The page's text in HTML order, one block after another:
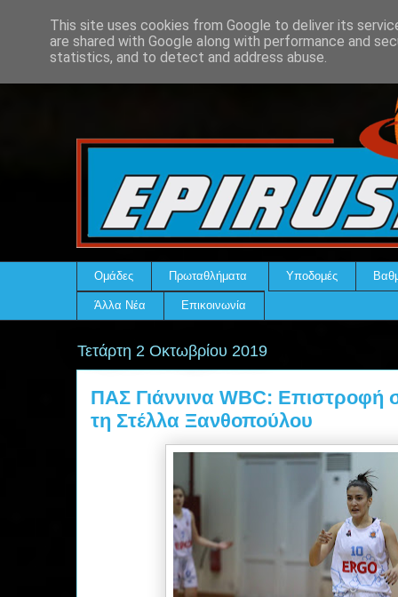
Ομάδες Πρωταθλήματα Υποδομές
Άλλα Νέα Επικοινωνία
Τετάρτη 2 Οκτωβρίου 2019
ΠΑΣ Γιάννινα WBC: Επιστροφή
τη Στέλλα Ξανθοπούλου
This site uses cookies from Google to deliver its
are shared with Google along with performance and
statistics, and to detect and address abuse.